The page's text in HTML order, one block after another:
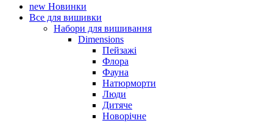
new Новинки
Все для вишивки
Набори для вишивання
Dimensions
Пейзажі
Флора
Фауна
Натюрморти
Люди
Дитяче
Новорічне